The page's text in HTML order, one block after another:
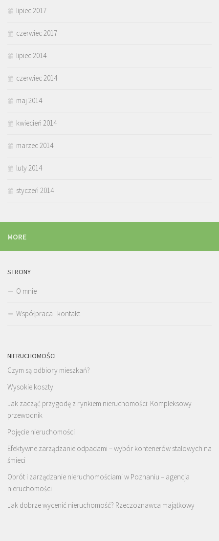
lipiec 2017
czerwiec 2017
lipiec 2014
czerwiec 2014
maj 2014
kwiecień 2014
marzec 2014
luty 2014
styczeń 2014
MORE
STRONY
O mnie
Współpraca i kontakt
NIERUCHOMOŚCI
Czym są odbiory mieszkań?
Wysokie koszty
Jak zacząć przygodę z rynkiem nieruchomości: Kompleksowy
przewodnik
Pojęcie nieruchomości
Efektywne zarządzanie odpadami – wybór kontenerów stalowych na
śmieci
Obrót i zarządzanie nieruchomościami w Poznaniu – agencja
nieruchomości
Jak dobrze wycenić nieruchomość? Rzeczoznawca majątkowy